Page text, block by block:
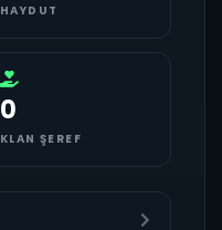
HAYDUT
0
KLAN ŞEREF